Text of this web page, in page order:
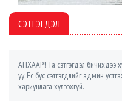
СЭТГЭГДЭЛ
АНХААР! Та сэтгэгдэл бичихдээ
уу. Ёс бус сэтгэгдлийг админ
хариуцлага хүлээхгүй.